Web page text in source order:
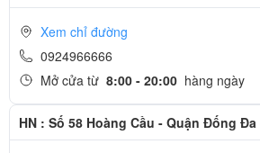
Xem chỉ đường
0924966666
Mở cửa từ 8:00 - 20:00 hàng ngày
HN : Số 58 Hoàng Cầu - Quận Đống Đa